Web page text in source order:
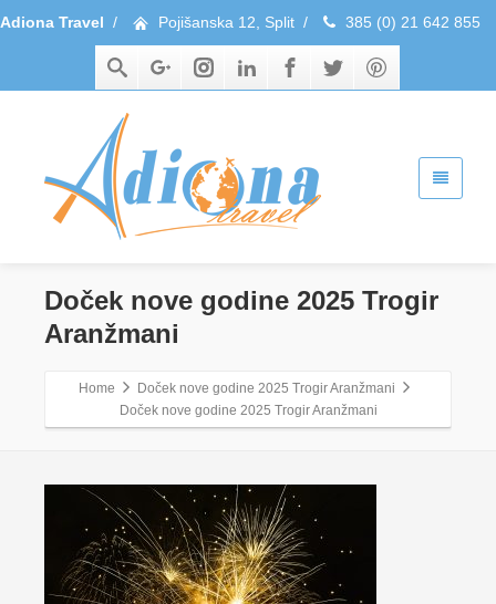
Adiona Travel / Pojišanska 12, Split / 385 (0) 21 642 855
Doček nove godine 2025 Trogir
Aranžmani
Home
Doček nove godine 2025 Trogir Aranžmani
Doček nove godine 2025 Trogir Aranžmani